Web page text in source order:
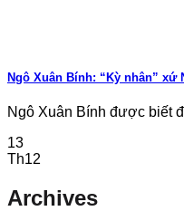
Ngô Xuân Bính: “Kỳ nhân” xứ
Ngô Xuân Bính được biết
13
Th12
Archives